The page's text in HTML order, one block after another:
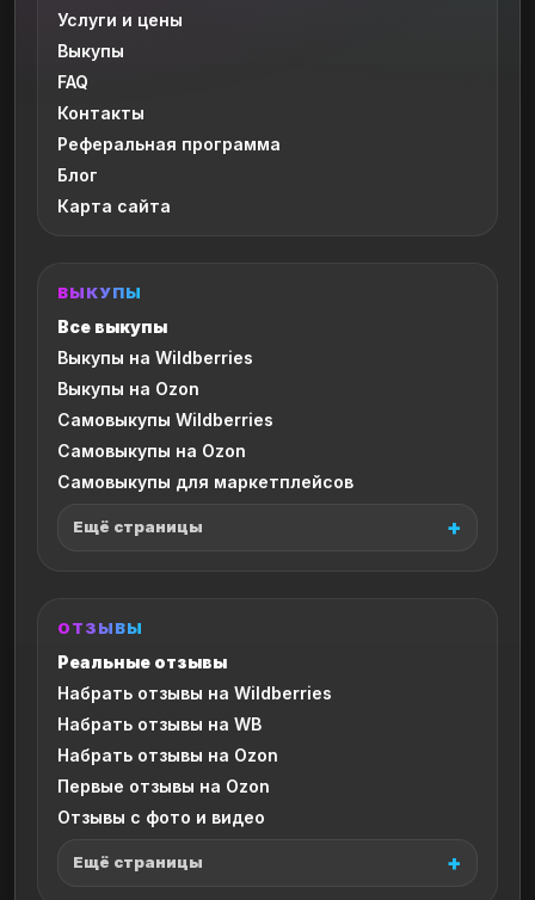
Услуги и цены
Выкупы
FAQ
Контакты
Реферальная программа
Блог
Карта сайта
ВЫКУПЫ
Все выкупы
Выкупы на Wildberries
Выкупы на Ozon
Самовыкупы Wildberries
Самовыкупы на Ozon
Самовыкупы для маркетплейсов
Ещё страницы
ОТЗЫВЫ
Реальные отзывы
Набрать отзывы на Wildberries
Набрать отзывы на WB
Набрать отзывы на Ozon
Первые отзывы на Ozon
Отзывы с фото и видео
Ещё страницы